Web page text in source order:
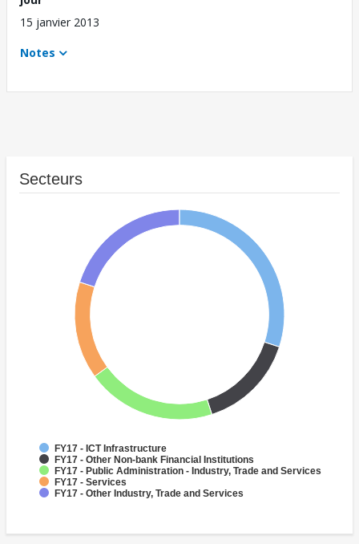
15 janvier 2013
Notes
Secteurs
FY17 - ICT Infrastructure
FY17 - Other Non-bank Financial Institutions
FY17 - Public Administration - Industry, Trade and Services
FY17 - Services
FY17 - Other Industry, Trade and Services